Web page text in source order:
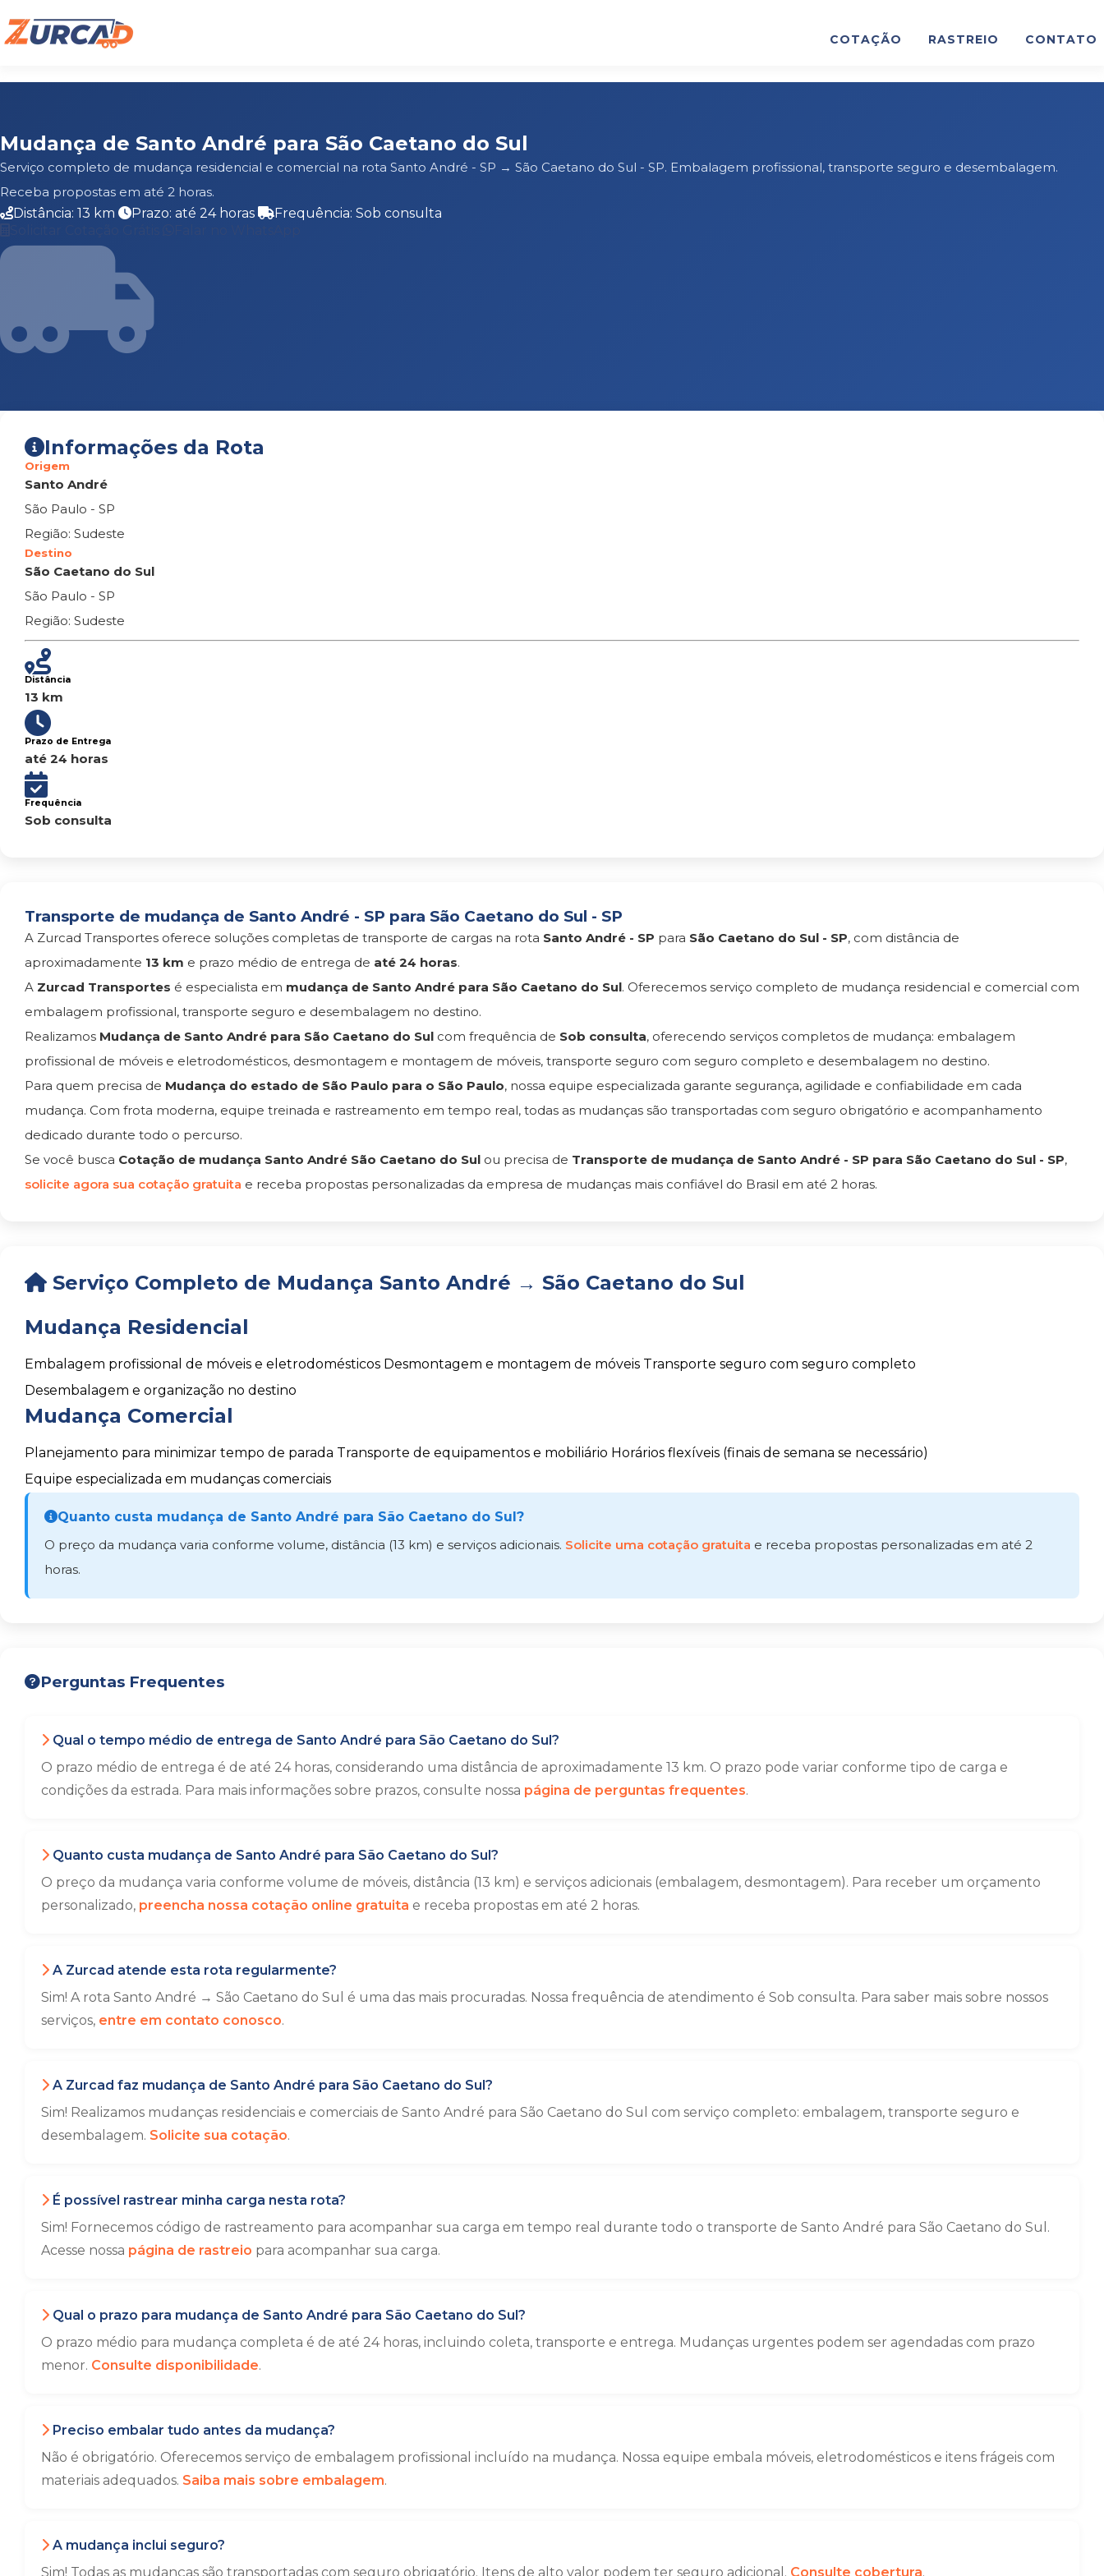
COTAÇÃO RASTREIO CONTATO
Mudança de Santo André para São Caetano do Sul
Serviço completo de mudança residencial e comercial na rota Santo André - SP → São Caetano do Sul - SP. Embalagem profissional, transporte seguro e desembalagem.
Receba propostas em até 2 horas.
Distância: 13 km
Prazo: até 24 horas
Frequência: Sob consulta
Informações da Rota
Origem
Santo André
São Paulo - SP
Região: Sudeste
Destino
São Caetano do Sul
São Paulo - SP
Região: Sudeste
Distância
13 km
Prazo de Entrega
até 24 horas
Frequência
Sob consulta
Transporte de mudança de Santo André - SP para São Caetano do Sul - SP
A Zurcad Transportes oferece soluções completas de transporte de cargas na rota Santo André - SP para São Caetano do Sul - SP, com distância de
aproximadamente 13 km e prazo médio de entrega de até 24 horas.
A Zurcad Transportes é especialista em mudança de Santo André para São Caetano do Sul. Oferecemos serviço completo de mudança residencial e comercial com
embalagem profissional, transporte seguro e desembalagem no destino.
Realizamos Mudança de Santo André para São Caetano do Sul com frequência de Sob consulta, oferecendo serviços completos de mudança: embalagem
profissional de móveis e eletrodomésticos, desmontagem e montagem de móveis, transporte seguro com seguro completo e desembalagem no destino.
Para quem precisa de Mudança do estado de São Paulo para o São Paulo, nossa equipe especializada garante segurança, agilidade e confiabilidade em cada
mudança. Com frota moderna, equipe treinada e rastreamento em tempo real, todas as mudanças são transportadas com seguro obrigatório e acompanhamento
dedicado durante todo o percurso.
Se você busca Cotação de mudança Santo André São Caetano do Sul ou precisa de Transporte de mudança de Santo André - SP para São Caetano do Sul - SP,
solicite agora sua cotação gratuita e receba propostas personalizadas da empresa de mudanças mais confiável do Brasil em até 2 horas.
Serviço Completo de Mudança Santo André → São Caetano do Sul
Mudança Residencial
Embalagem profissional de móveis e eletrodomésticos Desmontagem e montagem de móveis Transporte seguro com seguro completo
Desembalagem e organização no destino
Mudança Comercial
Planejamento para minimizar tempo de parada Transporte de equipamentos e mobiliário Horários flexíveis (finais de semana se necessário)
Equipe especializada em mudanças comerciais
Quanto custa mudança de Santo André para São Caetano do Sul?
O preço da mudança varia conforme volume, distância (13 km) e serviços adicionais. Solicite uma cotação gratuita e receba propostas personalizadas em até 2
horas.
Perguntas Frequentes
Qual o tempo médio de entrega de Santo André para São Caetano do Sul?
O prazo médio de entrega é de até 24 horas, considerando uma distância de aproximadamente 13 km. O prazo pode variar conforme tipo de carga e
condições da estrada. Para mais informações sobre prazos, consulte nossa página de perguntas frequentes.
Quanto custa mudança de Santo André para São Caetano do Sul?
O preço da mudança varia conforme volume de móveis, distância (13 km) e serviços adicionais (embalagem, desmontagem). Para receber um orçamento
personalizado, preencha nossa cotação online gratuita e receba propostas em até 2 horas.
A Zurcad atende esta rota regularmente?
Sim! A rota Santo André → São Caetano do Sul é uma das mais procuradas. Nossa frequência de atendimento é Sob consulta. Para saber mais sobre nossos
serviços, entre em contato conosco.
A Zurcad faz mudança de Santo André para São Caetano do Sul?
Sim! Realizamos mudanças residenciais e comerciais de Santo André para São Caetano do Sul com serviço completo: embalagem, transporte seguro e
desembalagem. Solicite sua cotação.
É possível rastrear minha carga nesta rota?
Sim! Fornecemos código de rastreamento para acompanhar sua carga em tempo real durante todo o transporte de Santo André para São Caetano do Sul.
Acesse nossa página de rastreio para acompanhar sua carga.
Qual o prazo para mudança de Santo André para São Caetano do Sul?
O prazo médio para mudança completa é de até 24 horas, incluindo coleta, transporte e entrega. Mudanças urgentes podem ser agendadas com prazo
menor. Consulte disponibilidade.
Preciso embalar tudo antes da mudança?
Não é obrigatório. Oferecemos serviço de embalagem profissional incluído na mudança. Nossa equipe embala móveis, eletrodomésticos e itens frágeis com
materiais adequados. Saiba mais sobre embalagem.
A mudança inclui seguro?
Sim! Todas as mudanças são transportadas com seguro obrigatório. Itens de alto valor podem ter seguro adicional. Consulte cobertura.